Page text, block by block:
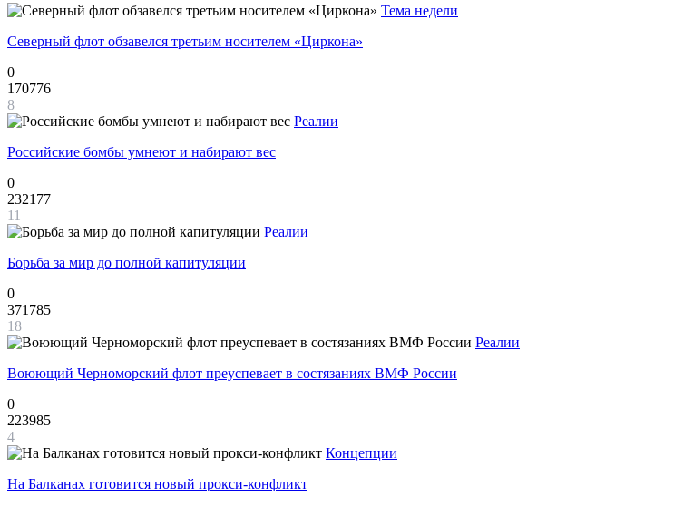
Тема недели
Северный флот обзавелся третьим носителем «Циркона»
0
170776
8
Реалии
Российские бомбы умнеют и набирают вес
0
232177
11
Реалии
Борьба за мир до полной капитуляции
0
371785
18
Реалии
Воюющий Черноморский флот преуспевает в состязаниях ВМФ России
0
223985
4
Концепции
На Балканах готовится новый прокси-конфликт